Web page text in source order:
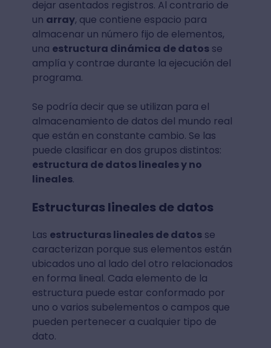
dejar asentados registros. Al contrario de
un array, que contiene espacio para
almacenar un número fijo de elementos,
una estructura dinámica de datosse
amplía y contrae durante la ejecución del
programa.
Se podría decir que se utilizan para el
almacenamiento de datos del mundo real
que están en constante cambio. Se las
puede clasificar en dos grupos distintos:
estructura de datos lineales y no
lineales.
Estructuras lineales de datos
Las estructuras lineales de datosse
caracterizan porque sus elementos están
ubicados uno al lado del otro relacionados
en forma lineal. Cada elemento de la
estructura puede estar conformado por
uno o varios subelementos o campos que
pueden pertenecer a cualquier tipo de
dato.